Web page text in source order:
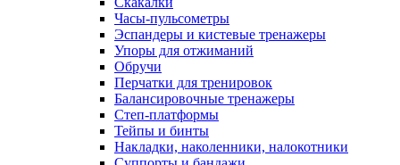
Часы-пульсометры
Эспандеры и кистевые тренажеры
Упоры для отжиманий
Обручи
Перчатки для тренировок
Балансировочные тренажеры
Степ-платформы
Тейпы и бинты
Накладки, наколенники, налокотники